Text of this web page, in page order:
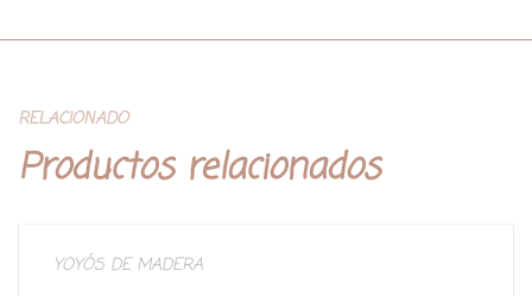
RELACIONADO
Productos relacionados
YOYÓS DE MADERA